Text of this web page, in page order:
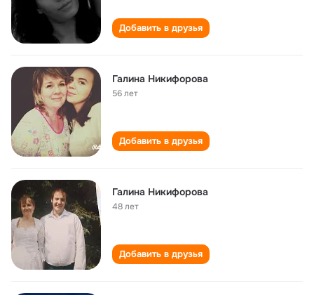
Добавить в друзья
Галина Никифорова
56 лет
Добавить в друзья
Галина Никифорова
48 лет
Добавить в друзья